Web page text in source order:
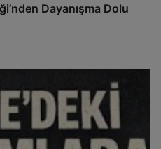
Dayanışma Dolu